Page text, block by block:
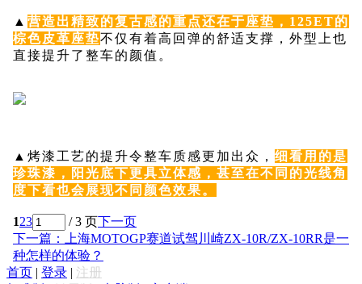
▲ 营造出精致的复古感的重点还在于座垫，125ET的
棕色皮革座垫不仅有着高回弹的舒适支撑，外型上也
直接提升了整车的颜值。
▲ 烤漆工艺的提升令整车质感更加出众， 细看用的是
珍珠漆，阳光底下更具立体感，甚至在不同的光线角
度下看也会展现不同颜色效果。
123 / 3 页下一页
下一篇：上海MOTOGP赛道试驾川崎ZX-10R/ZX-10RR是一
种怎样的体验？
首页 | 登录 | 注册